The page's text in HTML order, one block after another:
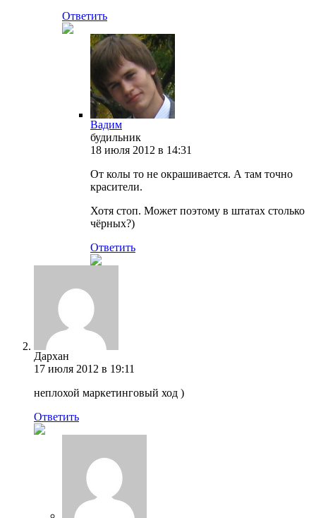
Ответить
Вадим
будильник
18 июля 2012 в 14:31
От колы то не окрашивается. А там точно
красители.
Хотя стоп. Может поэтому в штатах столько
чëрных?)
Ответить
Дархан
17 июля 2012 в 19:11
неплохой маркетинговый ход )
Ответить